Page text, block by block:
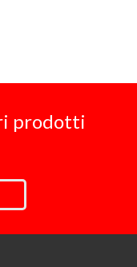
prodotti